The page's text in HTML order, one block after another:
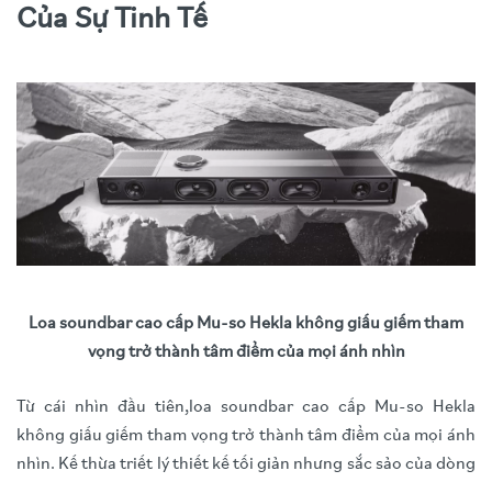
Của Sự Tinh Tế
Loa soundbar cao cấp Mu-so Hekla không giấu giếm tham
vọng trở thành tâm điểm của mọi ánh nhìn
Từ cái nhìn đầu tiên,loa soundbar cao cấp Mu-so Hekla
không giấu giếm tham vọng trở thành tâm điểm của mọi ánh
nhìn. Kế thừa triết lý thiết kế tối giản nhưng sắc sảo của dòng